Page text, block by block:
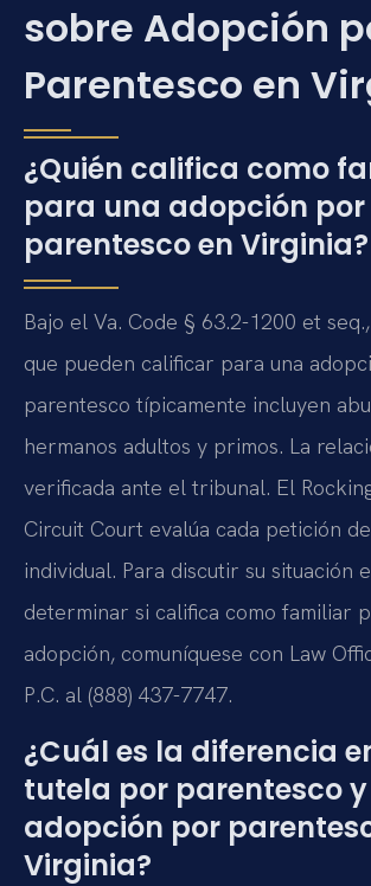
sobre Adopción
Parentesco en
¿Quién califica como
para una adopción por
parentesco en Virginia?
Bajo el Va. Code § 63.2-1200 et
que pueden calificar para una
parentesco típicamente incluyen
hermanos adultos y primos. La
verificada ante el tribunal. El
Circuit Court evalúa cada petición
individual. Para discutir su situación
determinar si califica como familiar
adopción, comuníquese con Law
P.C. al (888) 437-7747.
¿Cuál es la diferencia
tutela por parentesco
adopción por
Virginia?